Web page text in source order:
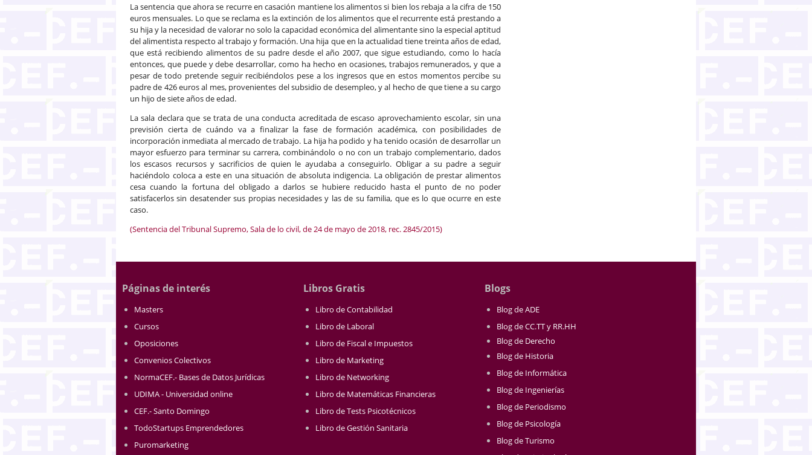
La sentencia que ahora se recurre en casación mantiene los alimentos si bien los rebaja a la cifra de 150
euros mensuales. Lo que se reclama es la extinción de los alimentos que el recurrente está prestando a
su hija y la necesidad de valorar no solo la capacidad económica del alimentante sino la especial aptitud
del alimentista respecto al trabajo y formación. Una hija que en la actualidad tiene treinta años de edad,
que está recibiendo alimentos de su padre desde el año 2007, que sigue estudiando, como lo hacía
entonces, que puede y debe desarrollar, como ha hecho en ocasiones, trabajos remunerados, y que a
pesar de todo pretende seguir recibiéndolos pese a los ingresos que en estos momentos percibe su
padre de 426 euros al mes, provenientes del subsidio de desempleo, y al hecho de que tiene a su cargo
un hijo de siete años de edad.
La sala declara que se trata de una conducta acreditada de escaso aprovechamiento escolar, sin una
previsión cierta de cuándo va a finalizar la fase de formación académica, con posibilidades de
incorporación inmediata al mercado de trabajo. La hija ha podido y ha tenido ocasión de desarrollar un
mayor esfuerzo para terminar su carrera, combinándolo o no con un trabajo complementario, dados
los escasos recursos y sacrificios de quien le ayudaba a conseguirlo. Obligar a su padre a seguir
haciéndolo coloca a este en una situación de absoluta indigencia. La obligación de prestar alimentos
cesa cuando la fortuna del obligado a darlos se hubiere reducido hasta el punto de no poder
satisfacerlos sin desatender sus propias necesidades y las de su familia, que es lo que ocurre en este
caso.
(Sentencia del Tribunal Supremo, Sala de lo civil, de 24 de mayo de 2018, rec. 2845/2015)
Páginas de interés
Masters
Cursos
Oposiciones
Convenios Colectivos
NormaCEF.- Bases de Datos Jurídicas
UDIMA - Universidad online
CEF.- Santo Domingo
TodoStartups Emprendedores
Puromarketing
Libros Gratis
Libro de Contabilidad
Libro de Laboral
Libro de Fiscal e Impuestos
Libro de Marketing
Libro de Networking
Libro de Matemáticas Financieras
Libro de Tests Psicotécnicos
Libro de Gestión Sanitaria
Blogs
Blog de ADE
Blog de CC.TT y RR.HH
Blog de Derecho
Blog de Historia
Blog de Informática
Blog de Ingenierías
Blog de Periodismo
Blog de Psicología
Blog de Turismo